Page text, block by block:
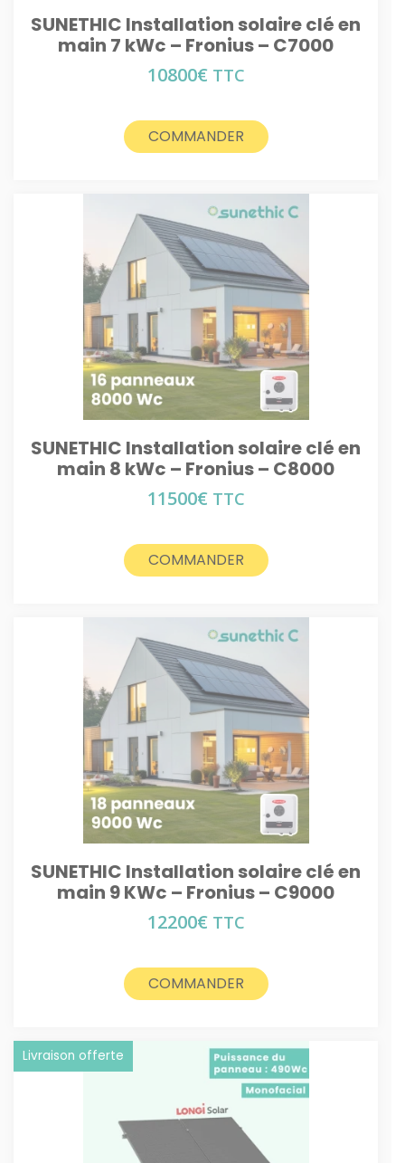
SUNETHIC Installation solaire clé en
main 7 kWc – Fronius – C7000
10800€ TTC
COMMANDER
SUNETHIC Installation solaire clé en
main 8 kWc – Fronius – C8000
11500€ TTC
COMMANDER
SUNETHIC Installation solaire clé en
main 9 KWc – Fronius – C9000
12200€ TTC
COMMANDER
Livraison offerte